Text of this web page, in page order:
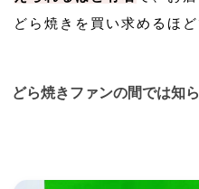
どら焼きを買い求めるほど
どら焼きファンの間では知